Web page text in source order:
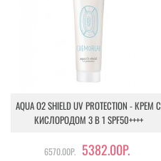
AQUA O2 SHIELD UV PROTECTION - КРЕМ С
КИСЛОРОДОМ 3 В 1 SPF50++++
6570.00Р. 5382.00Р.